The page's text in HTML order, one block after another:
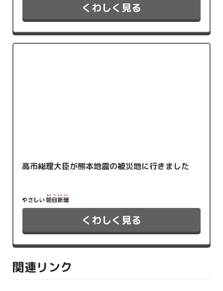
くわしく見る
高市総理大臣が熊本地震の被災地に行きました
くわしく見る
関連リンク